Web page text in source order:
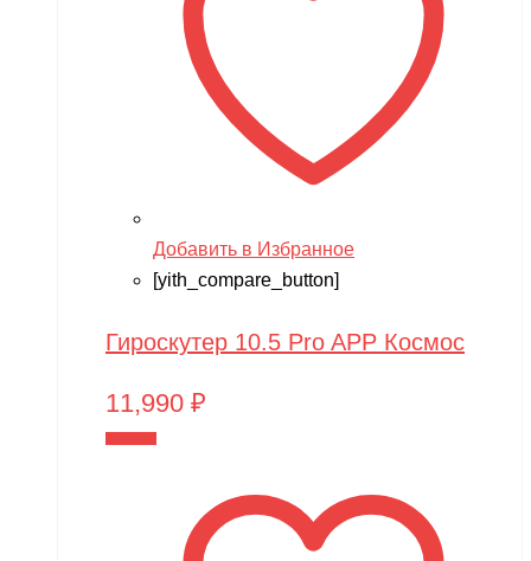
Добавить в Избранное
[yith_compare_button]
Гироскутер 10.5 Pro APP Космос
11,990 ₽